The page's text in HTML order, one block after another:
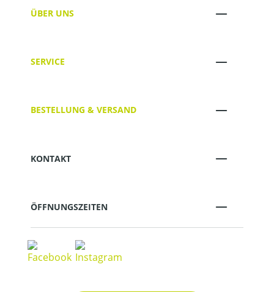
ÜBER UNS
SERVICE
BESTELLUNG & VERSAND
KONTAKT
ÖFFNUNGSZEITEN